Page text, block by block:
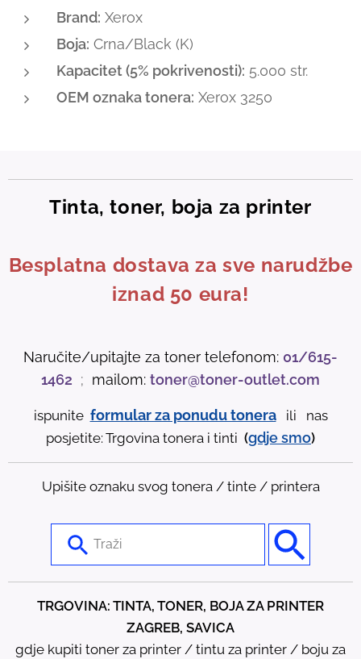
Brand: Xerox
Boja: Crna/Black (K)
Kapacitet (5% pokrivenosti): 5.000 str.
OEM oznaka tonera: Xerox 3250
Tinta, toner, boja za printer
Besplatna dostava za sve narudžbe
iznad 50 eura!
Naručite/upitajte za toner telefonom: 01/615-
1462 ; mailom: toner@toner-outlet.com
ispunite formular za ponudu tonera
ili nas
posjetite: Trgovina tonera i tinti (gdjesmo)
Upišite oznaku svog tonera / tinte / printera
t
TRGOVINA: TINTA, TONER, BOJA ZA PRINTER
ZAGREB, SAVICA
gdje kupiti toner za printer / tintu za printer / boju za